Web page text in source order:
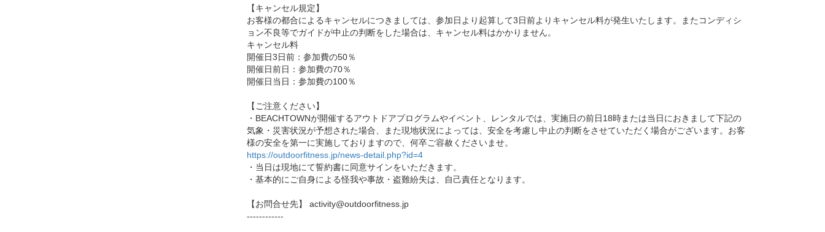
【キャンセル規定】
お客様の都合によるキャンセルにつきましては、参加日より起算して3日前よりキャンセル料が発生いたします。またコンディシ
ョン不良等でガイドが中止の判断をした場合は、キャンセル料はかかりません。
キャンセル料
開催日3日前：参加費の50％
開催日前日：参加費の70％
開催日当日：参加費の100％
【ご注意ください】
・BEACHTOWNが開催するアウトドアプログラムやイベント、レンタルでは、実施日の前日18時または当日におきまして下記の
気象・災害状況が予想された場合、また現地状況によっては、安全を考慮し中止の判断をさせていただく場合がございます。お客
様の安全を第一に実施しておりますので、何卒ご容赦くださいませ。
https://outdoorfitness.jp/news-detail.php?id=4
・当日は現地にて誓約書に同意サインをいただきます。
・基本的にご自身による怪我や事故・盗難紛失は、自己責任となります。
【お問合せ先】 activity@outdoorfitness.jp
------------